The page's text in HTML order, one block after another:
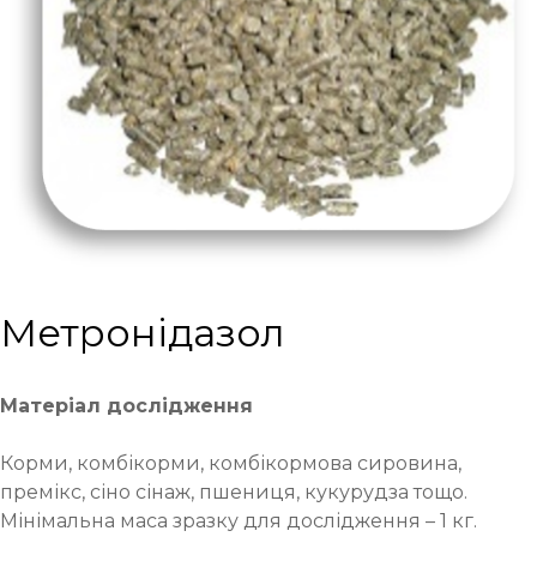
Метронідазол
Матеріал дослідження
Корми, комбікорми, комбікормова сировина,
премікс, сіно сінаж, пшениця, кукурудза тощо.
Мінімальна маса зразку для дослідження – 1 кг.